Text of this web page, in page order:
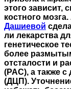
этого зависит,
костного
Дашиевой
ли лекарства
генетическое
более
отсталости и
(РАС), а также
(ДЦП).